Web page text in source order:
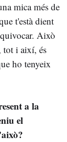
mica més de
t'està dient
Això
tot i així, és
ho tenyeix
a la
el